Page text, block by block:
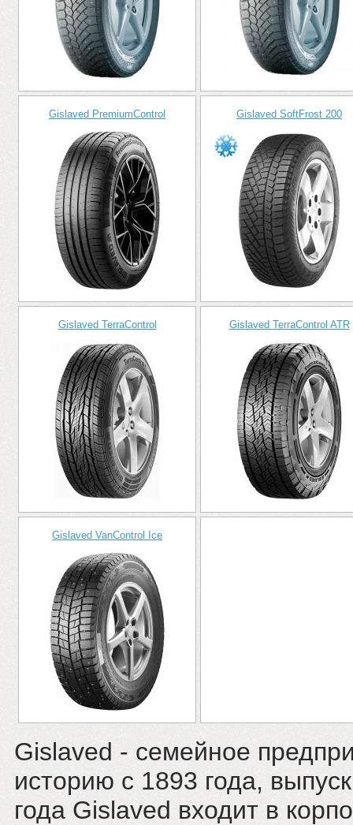
Gislaved PremiumControl Gislaved SoftFrost 200
Gislaved TerraControl Gislaved TerraControl ATR
Gislaved VanControl Ice
Gislaved - семейное
историю с 1893 года,
года Gislaved входит в